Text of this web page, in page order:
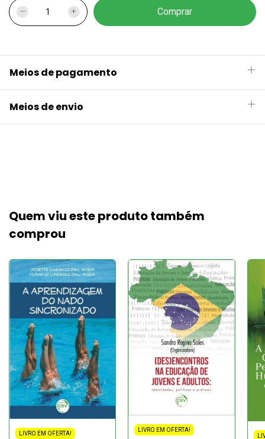
Meios de pagamento
Meios de envio
Quem viu este produto também
comprou
LIVRO EM OFERTA!
LIVRO EM OFERTA!